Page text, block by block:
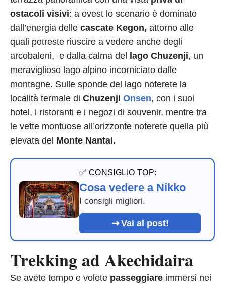
ostacoli visivi: a ovest lo scenario è dominato
dall’energia delle cascate Kegon, attorno alle
quali potreste riuscire a vedere anche degli
arcobaleni, e dalla calma del
lago Chuzenji, un
meraviglioso lago alpino incorniciato dalle
montagne. Sulle sponde del lago noterete la
località termale di Chuzenji Onsen, con i suoi
hotel, i ristoranti e i negozi di souvenir, mentre tra
le vette montuose all’orizzonte noterete quella più
elevata del Monte Nantai.
✅ CONSIGLIO TOP:
Cosa vedere a Nikko
I consigli migliori.
Vai al post!
Trekking ad Akechidaira
Se avete tempo e volete passeggiare immersi nei